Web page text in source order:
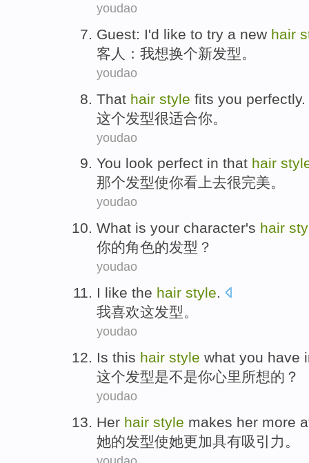
youdao
Guest: I'd like to try a new hair
客人
： 我想换个新发型。
youdao
That hair style fits you perfectly.
这个发型很适合你 。
youdao
You look perfect in that hair
那个发型使你看上去很完美。
youdao
What is your character's hair
你的角色的发型 ？
youdao
I like the hair style.
我喜欢这发型。
youdao
Is this hair style what you have
这个发型是不是你心里所想的？
youdao
Her hair style makes her more
她的发型使她更加具有吸引力 。